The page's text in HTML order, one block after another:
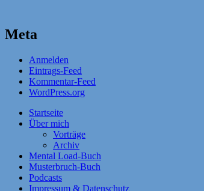
Meta
Anmelden
Eintrags-Feed
Kommentar-Feed
WordPress.org
Startseite
Über mich
Vorträge
Archiv
Mental Load-Buch
Musterbruch-Buch
Podcasts
Impressum & Datenschutz